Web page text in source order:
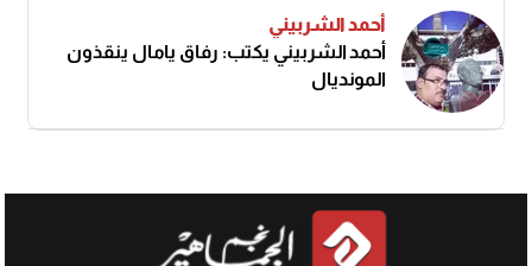
أحمد الشربيني
أحمد الشربيني يكتب: رفاق يامال ينقذون
المونديال